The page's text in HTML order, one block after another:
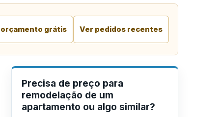
orçamento grátis Ver pedidos recentes
Precisa de preço para
remodelação de um
apartamento ou algo similar?